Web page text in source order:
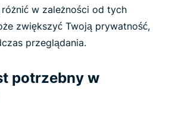
w zależności od tych
zwiększyć Twoją prywatność,
przeglądania.
potrzebny w